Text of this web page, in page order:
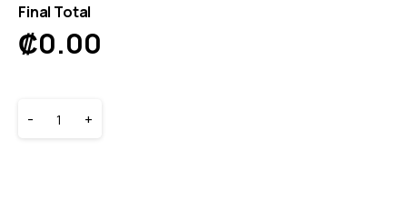
Final Total
₡0.00
- +